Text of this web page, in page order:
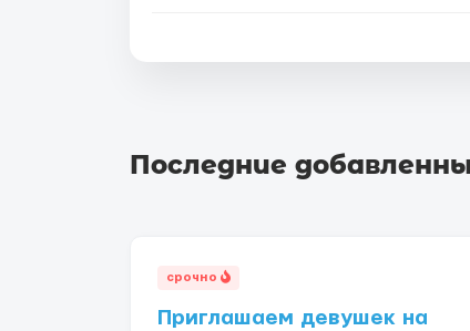
Последние
срочно
Приглашаем девушек на